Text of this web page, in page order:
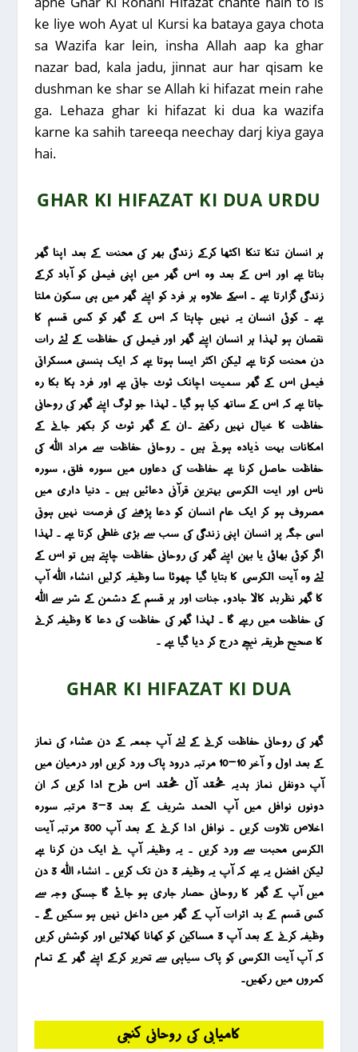
ke liye woh Ayat ul Kursi ka bataya gaya chota
sa Wazifa kar lein, insha Allah aap ka ghar
nazar bad, kala jadu, jinnat aur har qisam ke
dushman ke shar se Allah ki hifazat mein rahe
ga. Lehaza ghar ki hifazat ki dua ka wazifa
karne ka sahih tareeqa neechay darj kiya gaya
hai.
GHAR KI HIFAZAT KI DUA URDU
ہر انسان تنکا تنکا اکٹھا کرکے زندگی بھر کی محنت کے بعد اپنا گھر
بناتا ہے اور اس کے بعد وہ اس گھر میں اپنی فیملی کو آباد کرکے
زندگی گزارتا ہے ۔ اسکے علاوہ ہر فرد کو اپنے گھر میں ہی سکون ملتا
ہے ۔ کوئی انسان یہ نہیں چاہتا کہ اس کے گھر کو کسی قسم کا
نقصان ہو لہذا ہر انسان اپنے گھر اور فیملی کی حفاظت کے لئے رات
دن محنت کرتا ہے لیکن اکثر ایسا ہوتا ہے کہ ایک ہنستی مسکراتی
فیملی اس کے گھر سمیت اچانک ٹوٹ جاتی ہے اور فرد ہکا بکا رہ
جاتا ہے کہ اس کے ساتھ کیا ہو گیا ۔ لہذا جو لوگ اپنے گھر کی روحانی
حفاظت کا خیال نہیں رکھتے ۔ان کے گھر ٹوٹ کر بکھر جانے کے
امکانات بہت ذیادہ ہوتے ہیں ۔ روحانی حفاظت سے مراد اللہ کی
حفاظت حاصل کرنا ہے حفاظت کی دعاوں میں سورہ فلق ، سورہ
ناس اور ایت الکرسی بہترین قرآنی دعائیں ہیں ۔ دنیا داری میں
مصروف ہو کر ایک عام انسان کو دعا پڑھنے کی فرصت نہیں ہوتی
اسی جگہ پر انسان اپنی زندگی کی سب سے بڑی غلطی کرتا ہے ۔ لہذا
اگر کوئی بھائی یا بہن اپنے گھر کی روحانی حفاظت چاہتے ہیں تو اس کے
لئے وہ آیت الکرسی کا بتایا گیا چھوٹا سا وظیفہ کرلیں انشاء اللہ آپ
کا گھر نظربد، کالا جادو ، جنات اور ہر قسم کے دشمن کے شر سے اللہ
کی حفاظت میں رہے گا ۔ لہذا گھر کی حفاظت کی دعا کا وظیفہ کرنے
کا صحیح طریقہ نیچے درج کر دیا گیا ہے ۔
GHAR KI HIFAZAT KI DUA
گھر کی روحانی حفاظت کرنے کے لئے آپ جمعہ کے دن عشاء کی نماز
کے بعد اول و آخر 10-10 مرتبہ درود پاک ورد کریں اور درمیان میں
آپ دونفل نماز ہدیہ محمد آل محمد اس طرح ادا کریں کہ ان
دونوں نوافل میں آپ الحمد شریف کے بعد 3-3 مرتبہ سورہ
اخلاص تلاوت کریں ۔ نوافل ادا کرنے کے بعد آپ 300 مرتبہ آیت
الکرسی محبت سے ورد کریں ۔ یہ وظیفہ آپ نے ایک دن کرنا ہے
لیکن افضل یہ ہے کہ آپ یہ وظیفہ 3 دن تک کریں ۔ انشاء اللہ 3 دن
میں آپ کے گھر کا روحانی حصار جاری ہو جائے گا جسکی وجہ سے
کسی قسم کے بد اثرات آپ کے گھر میں داخل نہیں ہو سکیں گے ۔
وظیفہ کرنے کے بعد آپ 3 مساکین کو کھانا کھلائیں اور کوشش کریں
کہ آپ آیت الکرسی کو پاک سیاہی سے تحریر کرکے اپنے گھر کے تمام
کمروں میں رکھیں۔
کامیابی کی روحانی کنجی